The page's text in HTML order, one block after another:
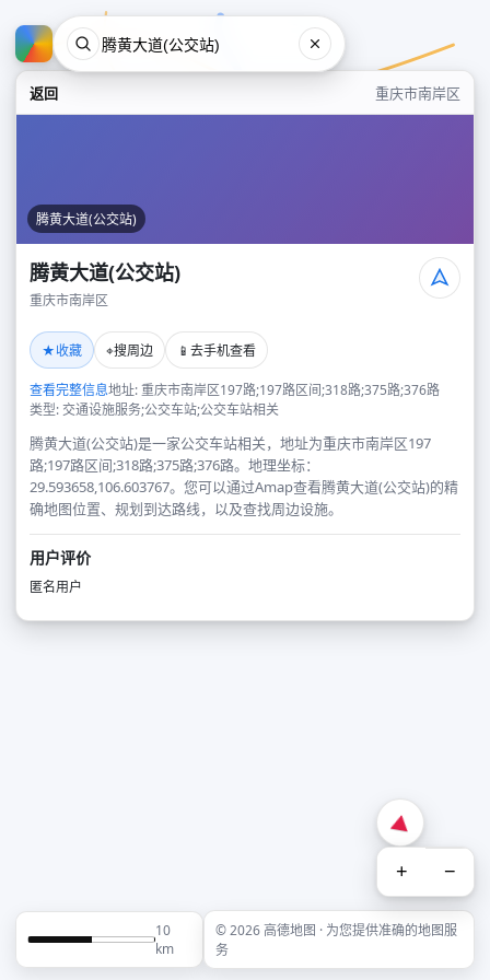
返回 重庆市南岸区
腾黄大道(公交站)
腾黄大道(公交站)
重庆市南岸区
★收藏 ⌖搜周边 📱 去手机查看
查看完整信息地址: 重庆市南岸区197路;197路区间;318路;375路;376路
类型: 交通设施服务;公交车站;公交车站相关
腾黄大道(公交站)是一家公交车站相关，地址为重庆市南岸区197
路;197路区间;318路;375路;376路。地理坐标：
29.593658,106.603767。您可以通过Amap查看腾黄大道(公交站)的精
确地图位置、规划到达路线，以及查找周边设施。
用户评价
匿名用户
+ −
10
km
© 2026 高德地图 · 为您提供准确的地图服
务